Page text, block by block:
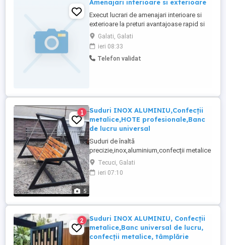
Amenajari interioare si exterioare
Execut lucrari de amenajari interioare si
exterioare la preturi avantajoase rapid si
curat(ras pereti, glet,var
lavabil,reparatii,glafuri, izolatii cu
polistiren,etc)Cer si ofer maxima
seriozitate
Galati, Galati
ieri 08:33
Telefon validat
5
1
Suduri INOX ALUMINIU,Confecții
metalice,HOTE profesionale,Banc
de lucru universal
Suduri de înaltă
precizie,inox,aluminium,confecții metalice
feroase și neferoase.Mobilier
HORECA,mobilier urban,ansamble și
subansamble pentru industria
geamuri,mobilier din inox și fier
forjat,suporți pentru camere de
supraveghere, ...
Tecuci, Galati
ieri 07:10
2
Suduri INOX ALUMINIU, Confecții
metalice,Banc universal de lucru,
confecții metalice, tâmplărie